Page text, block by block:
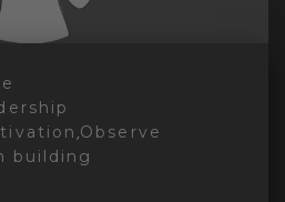
,Observe
building